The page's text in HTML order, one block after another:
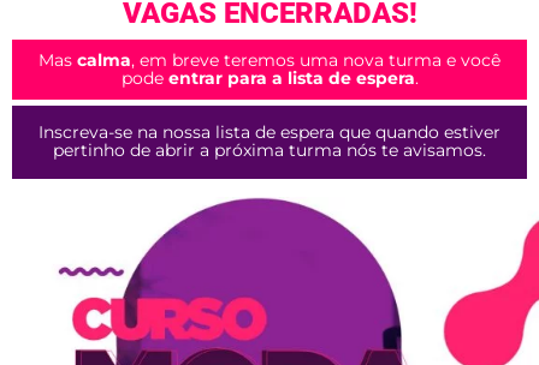
VAGAS ENCERRADAS!
Mas calma, em breve teremos uma nova turma e você
pode entrar para a lista de espera.
Inscreva-se na nossa lista de espera que quando estiver
pertinho de abrir a próxima turma nós te avisamos.